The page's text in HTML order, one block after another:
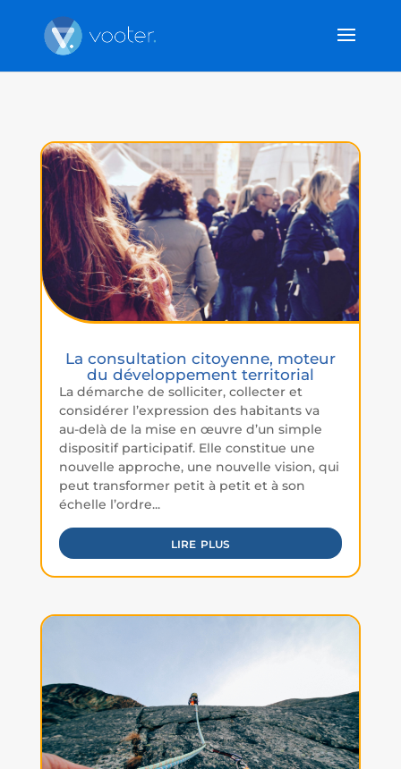
La consultation citoyenne, moteur
du développement territorial
La démarche de solliciter, collecter et
considérer l’expression des habitants va
au-delà de la mise en œuvre d’un simple
dispositif participatif. Elle constitue une
nouvelle approche, une nouvelle vision, qui
peut transformer petit à petit et à son
échelle l’ordre...
lire plus